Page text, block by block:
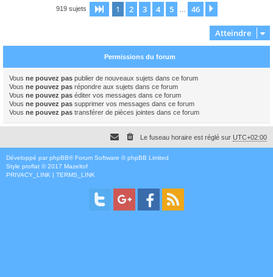
919 sujets Page 1sur46
1 2 3 4 5 46
Atteindre
Permissions du forum
Vous ne pouvez pas publier de nouveaux sujets dans ce forum
Vous ne pouvez pas répondre aux sujets dans ce forum
Vous ne pouvez pas éditer vos messages dans ce forum
Vous ne pouvez pas supprimer vos messages dans ce forum
Vous ne pouvez pas transférer de pièces jointes dans ce forum
Le fuseau horaire est réglé sur UTC+02:00
Développé par phpBB® Forum Software © phpBB Limited
Style proflat © 2017 Mazeltof
PRIVACY_LINK | TERMS_LINK